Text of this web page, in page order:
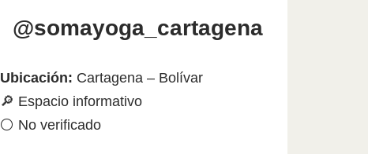
@somayoga_cartagena
Ubicación: Cartagena – Bolívar
🔎 Espacio informativo
⚪ No verificado